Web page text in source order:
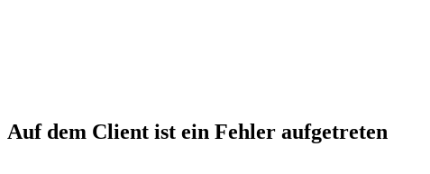
Auf dem Client ist ein Fehler aufgetreten